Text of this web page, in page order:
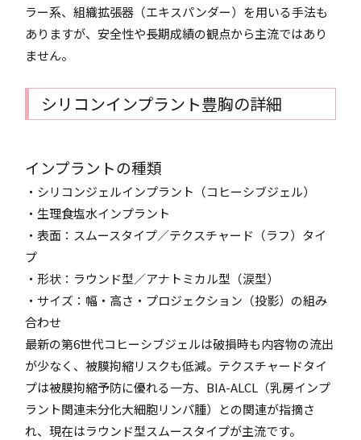
ラー系、組織拡張器（エキスパンダー）を用いる手法も
ありますが、安全性や長期成績の観点から主流ではあり
ません。
シリコンインプラント豊胸の詳細
インプラントの種類
・シリコンジェルインプラント（コヒーシブジェル）
・生理食塩水インプラント
・表面：スムースタイプ／テクスチャード（ラフ）タイ
プ
・形状：ラウンド型／アナトミカル型（涙型）
・サイズ：幅・高さ・プロジェクション（投影）の組み
合わせ
最新の第6世代コヒーシブジェルは破損時も内容物の流出
が少なく、被膜拘縮リスクも低減。テクスチャードタイ
プは被膜拘縮予防に優れる一方、BIA-ALCL（乳房インプ
ラント関連未分化大細胞リンパ腫）との関連が指摘さ
れ、現在はラウンド型スムースタイプが主流です。